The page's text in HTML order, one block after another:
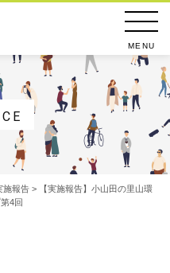
MENU
施報告 > 【実施報告】小山田の里山環
4回